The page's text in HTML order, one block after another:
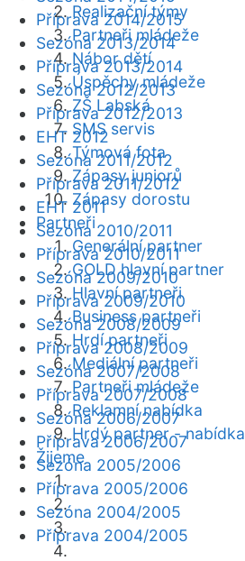
Realizační týmy
Partneři mládeže
Nábor dětí
Úspěchy mládeže
ZŠ Labská
SMS servis
Týmová fota
Zápasy juniorů
Zápasy dorostu
Partneři
Generální partner
GOLD hlavní partner
Hlavní partneři
Business partneři
Hrdí partneři
Mediální partneři
Partneři mládeže
Reklamní nabídka
Hrdý partner - nabídka
Žijeme
Příprava 2014/2015
Sezóna 2013/2014
Příprava 2013/2014
Sezóna 2012/2013
Příprava 2012/2013
EHT 2012
Sezóna 2011/2012
Příprava 2011/2012
EHT 2011
Sezóna 2010/2011
Příprava 2010/2011
Sezóna 2009/2010
Příprava 2009/2010
Sezóna 2008/2009
Příprava 2008/2009
Sezóna 2007/2008
Příprava 2007/2008
Sezóna 2006/2007
Příprava 2006/2007
Sezóna 2005/2006
Příprava 2005/2006
Sezóna 2004/2005
Příprava 2004/2005